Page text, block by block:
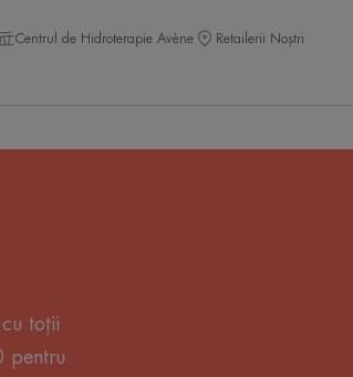
Centrul de Hidroterapie Avène Retailerii Noștri
toții
pentru